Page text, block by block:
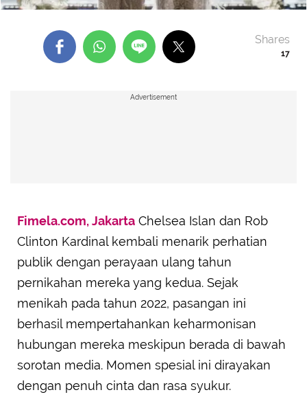
17
Shares
Advertisement
Fimela.com, Jakarta Chelsea Islan dan Rob
Clinton Kardinal kembali menarik perhatian
publik dengan perayaan ulang tahun
pernikahan mereka yang kedua. Sejak
menikah pada tahun 2022, pasangan ini
berhasil mempertahankan keharmonisan
hubungan mereka meskipun berada di bawah
sorotan media. Momen spesial ini dirayakan
dengan penuh cinta dan rasa syukur.